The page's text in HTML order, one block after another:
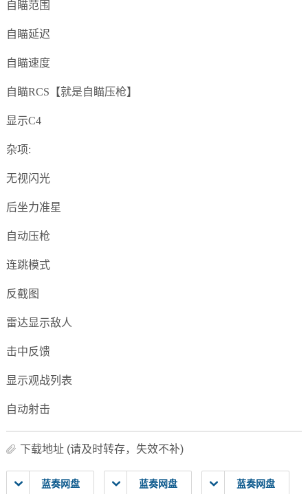
自瞄范围
自瞄延迟
自瞄速度
自瞄RCS【就是自瞄压枪】
显示C4
杂项:
无视闪光
后坐力准星
自动压枪
连跳模式
反截图
雷达显示敌人
击中反馈
显示观战列表
自动射击
下载地址 (请及时转存，失效不补)
蓝奏网盘 蓝奏网盘 蓝奏网盘